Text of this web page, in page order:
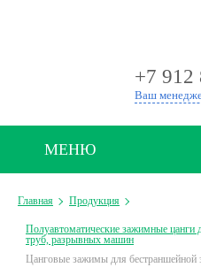
+7 912
Ваш
МЕНЮ
Главная Продукция
Полуавтоматические зажимные
труб, разрывных машин
Цанговые зажимы для бестраншейной